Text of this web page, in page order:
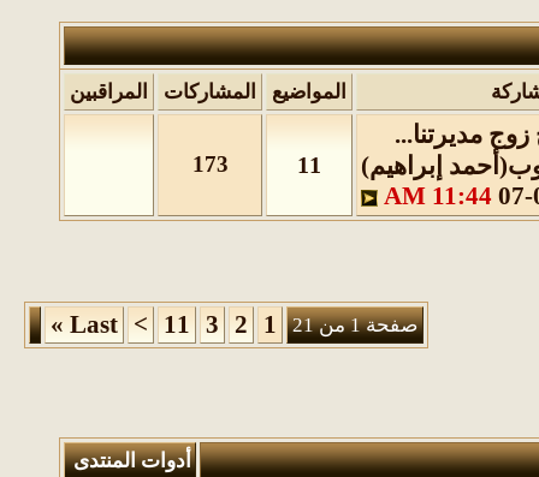
المواضيع المشاركات المراقبين
إبراهيم)
11:44
11
صفحة 1 من 21 1
2
3
11
>
Last
»
أدوات المنتدى